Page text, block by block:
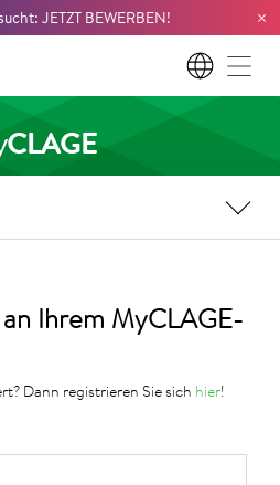
JETZT BEWERBEN! ×
DE
CLAGE
Ihrem MyCLAGE-
Dann registrieren Sie sich hier!